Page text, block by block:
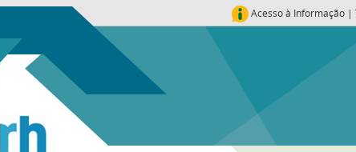
Acesso à Informação |